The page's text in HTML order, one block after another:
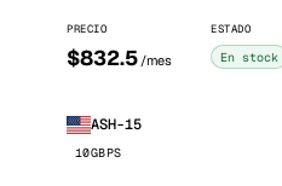
PRECIO
$832.5 /mes
ESTADO
En stock
ASH-15
10GBPS